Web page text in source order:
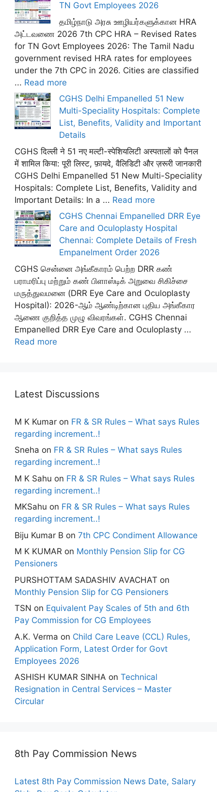
TN Govt Employees 2026
தமிழ்நாடு அரசு ஊழியர்களுக்கான HRA
அட்டவணை 2026 7th CPC HRA – Revised Rates
for TN Govt Employees 2026: The Tamil Nadu
government revised HRA rates for employees
under the 7th CPC in 2026. Cities are classified
... Read more
CGHS Delhi Empanelled 51 New
Multi-Speciality Hospitals: Complete
List, Benefits, Validity and Important
Details
CGHS दिल्ली ने 51 नए मल्टी-स्पेशियलिटी अस्पतालों को पैनल
में शामिल किया: पूरी लिस्ट, फ़ायदे, वैलिडिटी और ज़रूरी जानकारी
CGHS Delhi Empanelled 51 New Multi-Speciality
Hospitals: Complete List, Benefits, Validity and
Important Details: In a ... Read more
CGHS Chennai Empanelled DRR Eye
Care and Oculoplasty Hospital
Chennai: Complete Details of Fresh
Empanelment Order 2026
CGHS சென்னை அங்கீகாரம் பெற்ற DRR கண்
பராமரிப்பு மற்றும் கண் பிளாஸ்டிக் அறுவை சிகிச்சை
மருத்துவமனை (DRR Eye Care and Oculoplasty
Hospital): 2026-ஆம் ஆண்டிற்கான புதிய அங்கீகார
ஆணை குறித்த முழு விவரங்கள். CGHS Chennai
Empanelled DRR Eye Care and Oculoplasty ...
Read more
Latest Discussions
M K Kumar on FR & SR Rules – What says Rules
regarding increment..!
Sneha on FR & SR Rules – What says Rules
regarding increment..!
M K Sahu on FR & SR Rules – What says Rules
regarding increment..!
MKSahu on FR & SR Rules – What says Rules
regarding increment..!
Biju Kumar B on 7th CPC Condiment Allowance
M K KUMAR on Monthly Pension Slip for CG
Pensioners
PURSHOTTAM SADASHIV AVACHAT on
Monthly Pension Slip for CG Pensioners
TSN on Equivalent Pay Scales of 5th and 6th
Pay Commission for CG Employees
A.K. Verma on Child Care Leave (CCL) Rules,
Application Form, Latest Order for Govt
Employees 2026
ASHISH KUMAR SINHA on Technical
Resignation in Central Services – Master
Circular
8th Pay Commission News
Latest 8th Pay Commission News Date, Salary